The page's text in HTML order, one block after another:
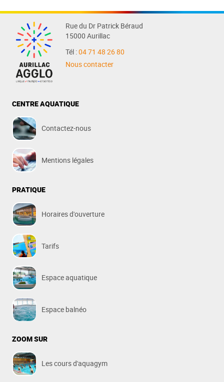
Rue du Dr Patrick Béraud
15000 Aurillac
Tél :04 71 48 26 80
Nous contacter
CENTRE AQUATIQUE
Contactez-nous
Mentions légales
PRATIQUE
Horaires d'ouverture
Tarifs
Espace aquatique
Espace balnéo
ZOOM SUR
Les cours d'aquagym